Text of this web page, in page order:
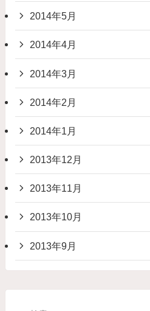
2014年5月
2014年4月
2014年3月
2014年2月
2014年1月
2013年12月
2013年11月
2013年10月
2013年9月